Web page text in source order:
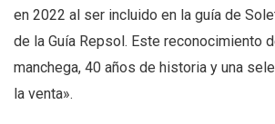
en 2022 al ser incluido en la guía de
de la Guía Repsol. Este reconocimiento
manchega, 40 años de historia y una
la venta».